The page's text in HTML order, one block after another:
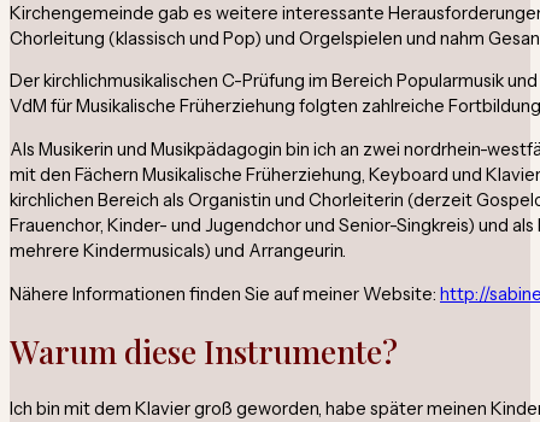
Kirchengemeinde gab es weitere interessante
Chorleitung (klassisch und Pop) und Orgelspielen und nahm
Der kirchlichmusikalischen C-Prüfung im Bereich Popularmusik
VdM für Musikalische Früherziehung folgten zahlreiche
Als Musikerin und Musikpädagogin bin ich an zwei nordrhein-
mit den Fächern Musikalische Früherziehung, Keyboard und
kirchlichen Bereich als Organistin und Chorleiterin (derzeit
Frauenchor, Kinder- und Jugendchor und Senior-Singkreis) und als
mehrere Kindermusicals) und Arrangeurin.
Nähere Informationen finden Sie auf meiner Website: http://
Warum diese Instrumente?
Ich bin mit dem Klavier groß geworden, habe später meinen